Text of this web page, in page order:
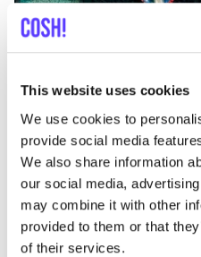
This website uses cookies
We use cookies to
provide social media
We also share information
our social media,
may combine it with other
provided to them or that
of their services.